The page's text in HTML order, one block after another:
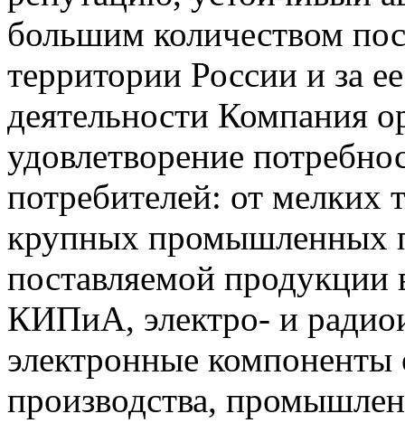
большим количеством
территории России и за
деятельности Компания
удовлетворение
потребителей: от мелких
крупных промышленных
поставляемой продукции
КИПиА, электро- и
электронные компоненты
производства,